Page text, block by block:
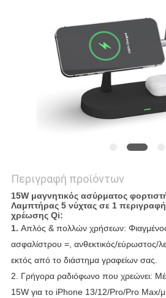
PRIVACY
POLICY
Περιγραφή προϊόντων
15W μαγνητικός ασύρματος
Λαμπτήρας 5 νύχτας σε 1
χρέωσης Qi:
1. Απλός & πολλών χρήσεων:
ασφαλίστρου =, ανθεκτικός/εύρωστος/
εκτός από το διάστημα γραφείων σας.
2. Γρήγορα ραδιόφωνο που χρεώνει:
15W για το iPhone 13/12/Pro/Pro Max/